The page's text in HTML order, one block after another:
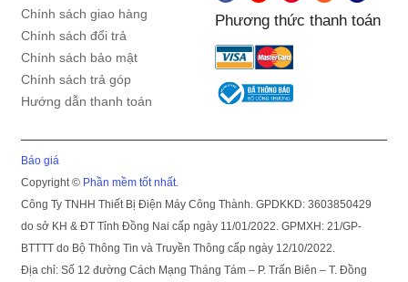
Phương thức thanh toán
Chính sách giao hàng
Chính sách đổi trả
Chính sách bảo mật
Chính sách trả góp
Hướng dẫn thanh toán
Báo giá
Copyright © Phần mềm tốt nhất.
Công Ty TNHH Thiết Bị Điện Máy Công Thành. GPDKKD: 3603850429
do sở KH & ĐT Tỉnh Đồng Nai cấp ngày 11/01/2022. GPMXH: 21/GP-
BTTTT do Bộ Thông Tin và Truyền Thông cấp ngày 12/10/2022.
Địa chỉ: Số 12 đường Cách Mạng Tháng Tám – P. Trấn Biên – T. Đồng